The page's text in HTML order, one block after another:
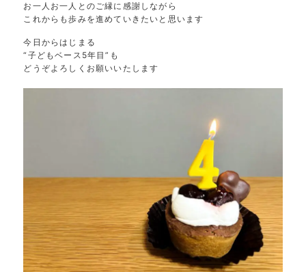
お一人お一人とのご縁に感謝しながら
これからも歩みを進めていきたいと思います
今日からはじまる
“子どもベース5年目”も
どうぞよろしくお願いいたします